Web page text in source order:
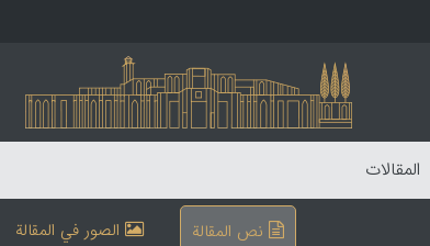
المقالات
نص المقالة الصور في المقالة